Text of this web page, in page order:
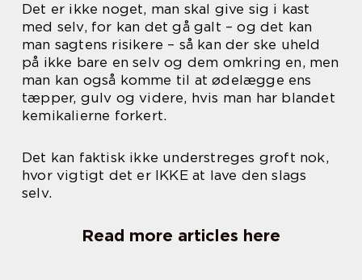
Det er ikke noget, man skal give sig i kast
med selv, for kan det gå galt – og det kan
man sagtens risikere – så kan der ske uheld
på ikke bare en selv og dem omkring en, men
man kan også komme til at ødelægge ens
tæpper, gulv og videre, hvis man har blandet
kemikalierne forkert.
Det kan faktisk ikke understreges groft nok,
hvor vigtigt det er IKKE at lave den slags
selv.
Read more articles here